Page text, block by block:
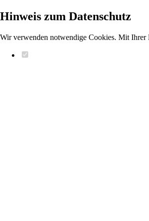
Hinweis zum Datenschutz
Wir verwenden notwendige Cookies. Mit